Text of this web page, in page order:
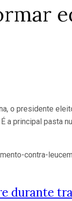
o presidente
a principal
durante